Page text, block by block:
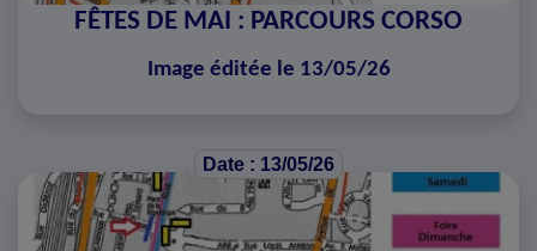
FÊTES DE MAI : PARCOURS CORSO
Image éditée le 13/05/26
Date : 13/05/26